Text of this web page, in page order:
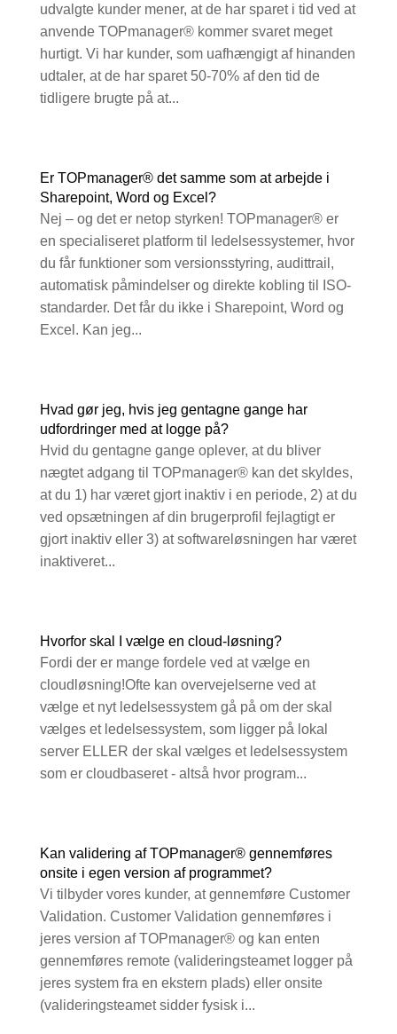
udvalgte kunder mener, at de har sparet i tid ved at
anvende TOPmanager® kommer svaret meget
hurtigt. Vi har kunder, som uafhængigt af hinanden
udtaler, at de har sparet 50-70% af den tid de
tidligere brugte på at...
Er TOPmanager® det samme som at arbejde i
Sharepoint, Word og Excel?
Nej – og det er netop styrken! TOPmanager® er
en specialiseret platform til ledelsessystemer, hvor
du får funktioner som versionsstyring, audittrail,
automatisk påmindelser og direkte kobling til ISO-
standarder. Det får du ikke i Sharepoint, Word og
Excel. Kan jeg...
Hvad gør jeg, hvis jeg gentagne gange har
udfordringer med at logge på?
Hvid du gentagne gange oplever, at du bliver
nægtet adgang til TOPmanager® kan det skyldes,
at du 1) har været gjort inaktiv i en periode, 2) at du
ved opsætningen af din brugerprofil fejlagtigt er
gjort inaktiv eller 3) at softwareløsningen har været
inaktiveret...
Hvorfor skal I vælge en cloud-løsning?
Fordi der er mange fordele ved at vælge en
cloudløsning!Ofte kan overvejelserne ved at
vælge et nyt ledelsessystem gå på om der skal
vælges et ledelsessystem, som ligger på lokal
server ELLER der skal vælges et ledelsessystem
som er cloudbaseret - altså hvor program...
Kan validering af TOPmanager® gennemføres
onsite i egen version af programmet?
Vi tilbyder vores kunder, at gennemføre Customer
Validation. Customer Validation gennemføres i
jeres version af TOPmanager® og kan enten
gennemføres remote (valideringsteamet logger på
jeres system fra en ekstern plads) eller onsite
(valideringsteamet sidder fysisk i...